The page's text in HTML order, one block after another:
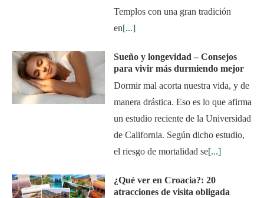
Templos con una gran tradición
en[...]
Sueño y longevidad – Consejos
para vivir más durmiendo mejor
Dormir mal acorta nuestra vida, y de
manera drástica. Eso es lo que afirma
un estudio reciente de la Universidad
de California. Según dicho estudio,
el riesgo de mortalidad se[...]
¿Qué ver en Croacia?: 20
atracciones de visita obligada